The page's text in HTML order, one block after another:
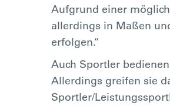
Aufgrund einer
allerdings in Maßen
erfolgen.“
Auch Sportler
Allerdings greifen sie
Sportler/